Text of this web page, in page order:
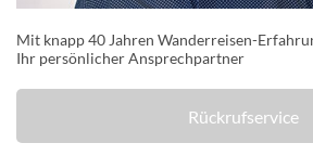
Mit knapp 40 Jahren Wanderreisen-
Ihr persönlicher Ansprechpartner
Rückrufservice